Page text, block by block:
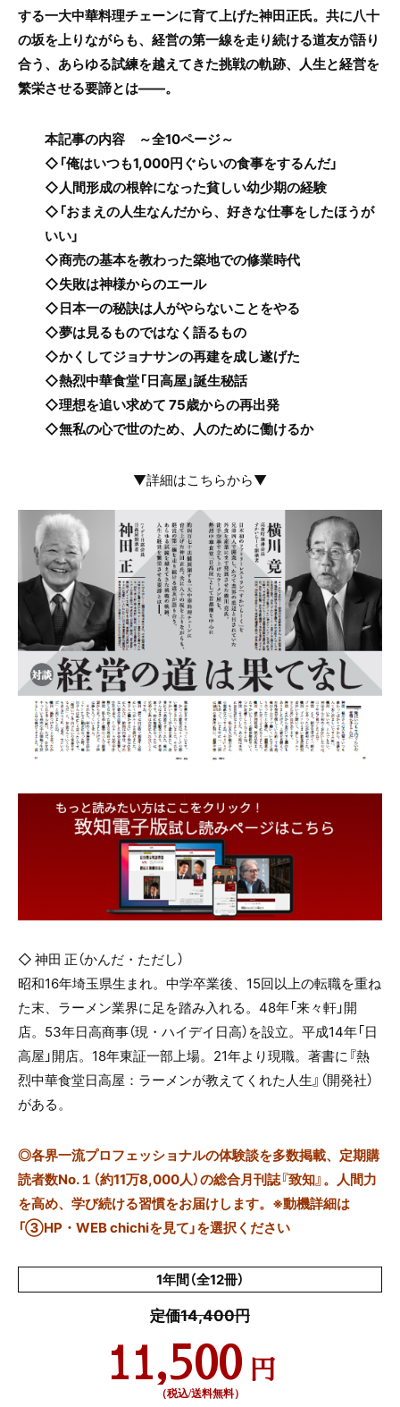
する一大中華料理チェーンに育て上げた神田正氏。共に八十
の坂を上りながらも、経営の第一線を走り続ける道友が語り
合う、あらゆる試練を越えてきた挑戦の軌跡、人生と経営を
繁栄させる要諦とは――。
本記事の内容 ～全10ページ～
◇「俺はいつも1,000円ぐらいの食事をするんだ」
◇人間形成の根幹になった貧しい幼少期の経験
◇「おまえの人生なんだから、好きな仕事をしたほうが
いい」
◇商売の基本を教わった築地での修業時代
◇失敗は神様からのエール
◇日本一の秘訣は人がやらないことをやる
◇夢は見るものではなく語るもの
◇かくしてジョナサンの再建を成し遂げた
◇熱烈中華食堂「日高屋」誕生秘話
◇理想を追い求めて 75歳からの再出発
◇無私の心で世のため、人のために働けるか
▼詳細はこちらから▼
◇ 神田 正（かんだ・ただし）
昭和16年埼玉県生まれ。中学卒業後、15回以上の転職を重ね
た末、ラーメン業界に足を踏み入れる。48年「来々軒」開
店。53年日高商事（現・ハイデイ日高）を設立。平成14年「日
高屋」開店。18年東証一部上場。21年より現職。著書に『熱
烈中華食堂日高屋：ラーメンが教えてくれた人生』（開発社）
がある。
◎各界一流プロフェッショナルの体験談を多数掲載、定期購
読者数No.１（約11万8,000人）の総合月刊誌『致知』。人間力
を高め、学び続ける習慣をお届けします。※動機詳細は
「③HP・WEB chichiを見て」を選択ください
1年間（全12冊）
定価14,400円
11,500 円
（税込/送料無料）